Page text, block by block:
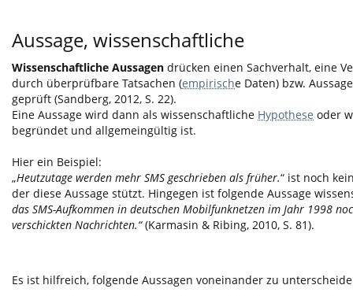
Aussage, wissenschaftliche
Wissenschaftliche Aussagen drücken einen Sachverhalt, eine
durch überprüfbare Tatsachen (empirische Daten) bzw.
geprüft (Sandberg, 2012, S. 22).
Eine Aussage wird dann als wissenschaftliche Hypothese oder
begründet und allgemeingültig ist.
Hier ein Beispiel:
„Heutzutage werden mehr SMS geschrieben als früher.“ ist noch
der diese Aussage stützt. Hingegen ist folgende Aussage
das SMS-Aufkommen in deutschen Mobilfunknetzen im Jahr 1998
verschickten Nachrichten.“(Karmasin & Ribing, 2010, S. 81).
Es ist hilfreich, folgende Aussagen voneinander zu